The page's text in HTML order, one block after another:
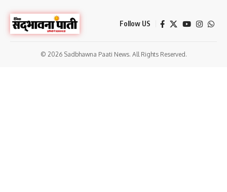
Follow US
© 2026 Sadbhawna Paati News. All Rights Reserved.